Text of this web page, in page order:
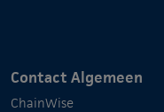
Contact Algemeen
ChainWise